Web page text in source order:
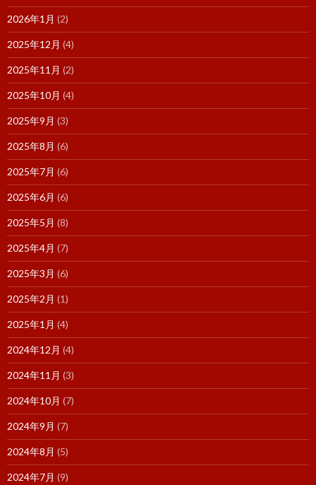
2026年1月 (2)
2025年12月 (4)
2025年11月 (2)
2025年10月 (4)
2025年9月 (3)
2025年8月 (6)
2025年7月 (6)
2025年6月 (6)
2025年5月 (8)
2025年4月 (7)
2025年3月 (6)
2025年2月 (1)
2025年1月 (4)
2024年12月 (4)
2024年11月 (3)
2024年10月 (7)
2024年9月 (7)
2024年8月 (5)
2024年7月 (9)